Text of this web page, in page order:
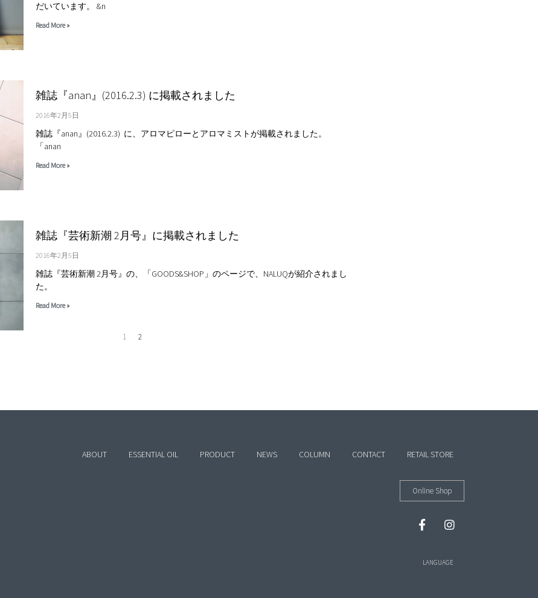
だいています。 &n
Read More »
雑誌『anan』(2016.2.3) に掲載されました
2016年2月5日
雑誌『anan』(2016.2.3) に、アロマピローとアロマミストが掲載されました。
「anan
Read More »
雑誌『芸術新潮 2月号』に掲載されました
2016年2月5日
雑誌『芸術新潮 2月号』の、「GOODS&SHOP」のページで、NALUQが紹介されまし
た。
Read More »
1 2
ABOUT ESSENTIAL OIL PRODUCT NEWS COLUMN CONTACT RETAIL STORE
Online Shop
LANGUAGE